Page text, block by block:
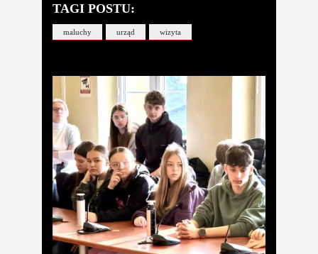
TAGI POSTU:
maluchy urząd wizyta